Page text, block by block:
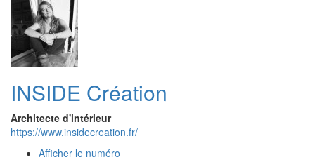
INSIDE Création
Architecte d'intérieur
https://www.insidecreation.fr/
Afficher le numéro